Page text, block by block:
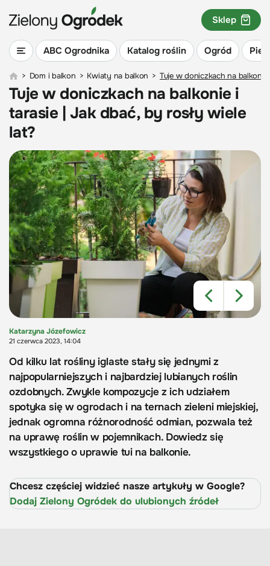
ABC Ogrodnika Katalog roślin Ogród
Sklep
> Dom i balkon > Kwiaty na balkon > Tuje w doniczkach na
Tuje w doniczkach na balkonie i
tarasie | Jak dbać, by rosły wiele
lat?
Katarzyna Józefowicz
21 czerwca 2023, 14:04
Od kilku lat rośliny iglaste stały się jednymi z
najpopularniejszych i najbardziej lubianych roślin
ozdobnych. Zwykle kompozycje z ich udziałem
spotyka się w ogrodach i na ternach zieleni miejskiej,
jednak ogromna różnorodność odmian, pozwala też
na uprawę roślin w pojemnikach. Dowiedz się
wszystkiego o uprawie tui na balkonie.
Chcesz częściej widzieć nasze artykuły w Google?
Dodaj Zielony Ogródek do ulubionych źródeł